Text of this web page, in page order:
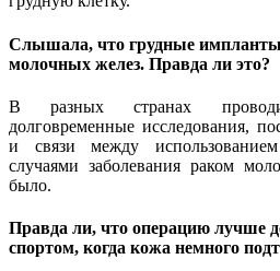
Слышала, что грудные
молочных желез. Правда ли это?
В разных странах
долговременные исследования,
и связи между
случаями заболевания раком
было.
Правда ли, что операцию лучше
спортом, когда кожа немного